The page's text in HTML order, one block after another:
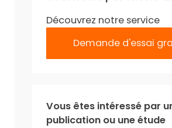
Découvrez notre service
Demande d'essai
Vous êtes intéressé par
publication ou une étude